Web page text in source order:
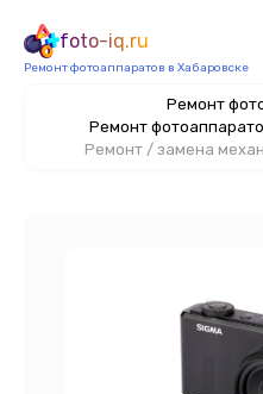
foto-iq.ru
Ремонт фотоаппаратов в Хабаровске
Ремонт
Ремонт
Ремонт / замена